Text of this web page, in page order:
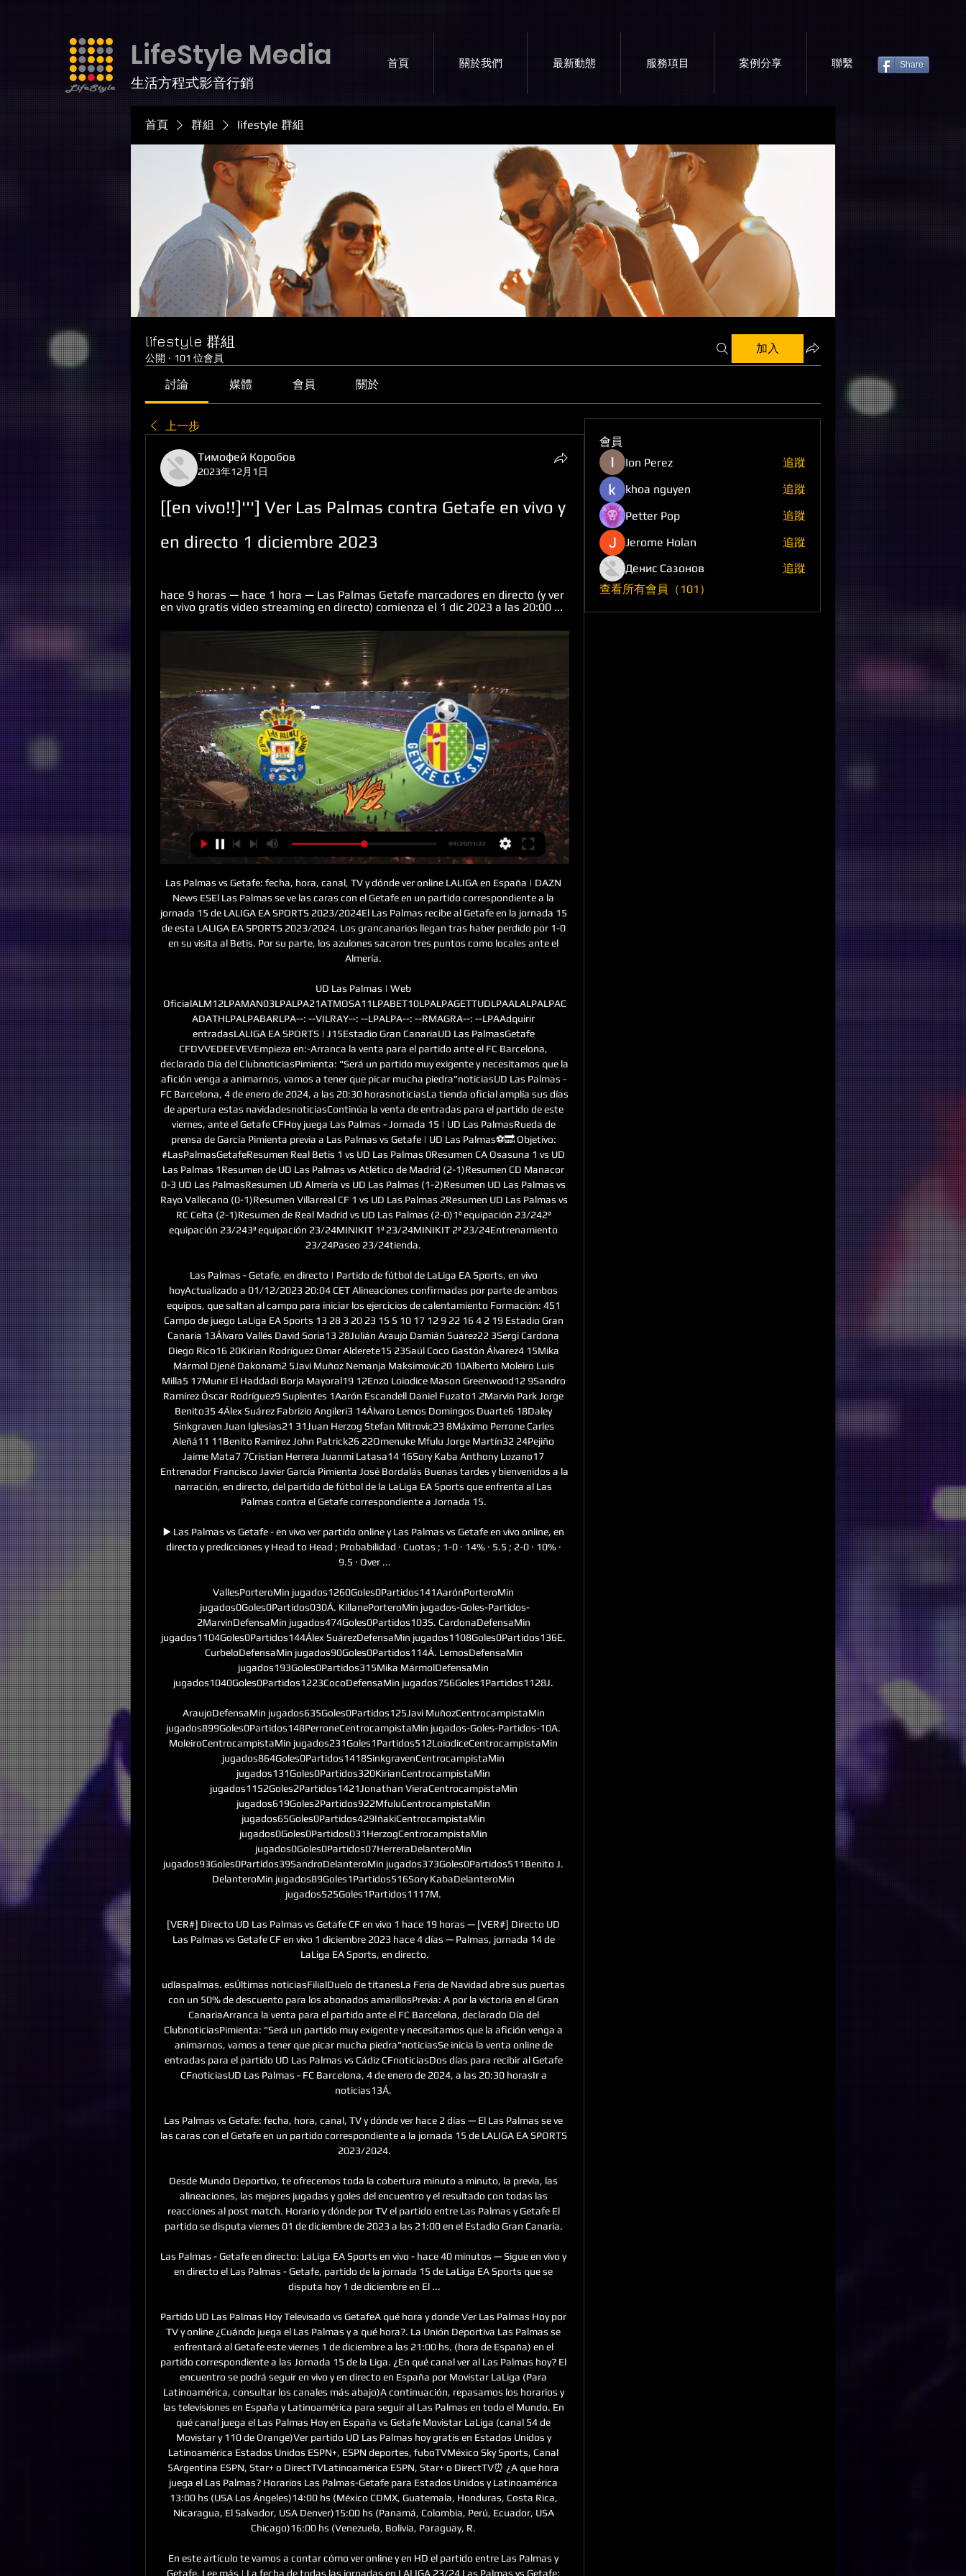
LifeStyle Media
生活方程式影音行銷
首頁 關於我們 最新動態 服務項目 案例分享 聯繫 Share
首頁 群組 lifestyle 群組
lifestyle 群組
公開 · 101 位會員
加入
討論 媒體 會員 關於
上一步
Тимофей Коробов
2023年12月1日
[[en vivo!!]'''] Ver Las Palmas contra Getafe en vivo y
en directo 1 diciembre 2023
hace 9 horas — hace 1 hora — Las Palmas Getafe marcadores en directo (y ver
en vivo gratis video streaming en directo) comienza el 1 dic 2023 a las 20:00 ...
Las Palmas vs Getafe: fecha, hora, canal, TV y dónde ver online LALIGA en España | DAZN
News ESEl Las Palmas se ve las caras con el Getafe en un partido correspondiente a la
jornada 15 de LALIGA EA SPORTS 2023/2024El Las Palmas recibe al Getafe en la jornada 15
de esta LALIGA EA SPORTS 2023/2024. Los grancanarios llegan tras haber perdido por 1-0
en su visita al Betis. Por su parte, los azulones sacaron tres puntos como locales ante el
Almería.
UD Las Palmas | Web
OficialALM12LPAMAN03LPALPA21ATMOSA11LPABET10LPALPAGETTUDLPAALALPALPAC
ADATHLPALPABARLPA--: --VILRAY--: --LPALPA--: --RMAGRA--: --LPAAdquirir
entradasLALIGA EA SPORTS | J15Estadio Gran CanariaUD Las PalmasGetafe
CFDVVEDEEVEVEmpieza en:-Arranca la venta para el partido ante el FC Barcelona,
declarado Día del ClubnoticiasPimienta: "Será un partido muy exigente y necesitamos que la
afición venga a animarnos, vamos a tener que picar mucha piedra"noticiasUD Las Palmas -
FC Barcelona, 4 de enero de 2024, a las 20:30 horasnoticiasLa tienda oficial amplía sus días
de apertura estas navidadesnoticiasContinúa la venta de entradas para el partido de este
viernes, ante el Getafe CFHoy juega Las Palmas - Jornada 15 | UD Las PalmasRueda de
prensa de García Pimienta previa a Las Palmas vs Getafe | UD Las Palmas⚽️🔜 Objetivo:
#LasPalmasGetafeResumen Real Betis 1 vs UD Las Palmas 0Resumen CA Osasuna 1 vs UD
Las Palmas 1Resumen de UD Las Palmas vs Atlético de Madrid (2-1)Resumen CD Manacor
0-3 UD Las PalmasResumen UD Almería vs UD Las Palmas (1-2)Resumen UD Las Palmas vs
Rayo Vallecano (0-1)Resumen Villarreal CF 1 vs UD Las Palmas 2Resumen UD Las Palmas vs
RC Celta (2-1)Resumen de Real Madrid vs UD Las Palmas (2-0)1ª equipación 23/242ª
equipación 23/243ª equipación 23/24MINIKIT 1ª 23/24MINIKIT 2ª 23/24Entrenamiento
23/24Paseo 23/24tienda.
Las Palmas - Getafe, en directo | Partido de fútbol de LaLiga EA Sports, en vivo
hoyActualizado a 01/12/2023 20:04 CET Alineaciones confirmadas por parte de ambos
equipos, que saltan al campo para iniciar los ejercicios de calentamiento Formación: 451
Campo de juego LaLiga EA Sports 13 28 3 20 23 15 5 10 17 12 9 22 16 4 2 19 Estadio Gran
Canaria 13Álvaro Vallés David Soria13 28Julián Araujo Damián Suárez22 3Sergi Cardona
Diego Rico16 20Kirian Rodríguez Omar Alderete15 23Saúl Coco Gastón Álvarez4 15Mika
Mármol Djené Dakonam2 5Javi Muñoz Nemanja Maksimovic20 10Alberto Moleiro Luis
Milla5 17Munir El Haddadi Borja Mayoral19 12Enzo Loiodice Mason Greenwood12 9Sandro
Ramírez Óscar Rodríguez9 Suplentes 1Aarón Escandell Daniel Fuzato1 2Marvin Park Jorge
Benito35 4Álex Suárez Fabrizio Angileri3 14Álvaro Lemos Domingos Duarte6 18Daley
Sinkgraven Juan Iglesias21 31Juan Herzog Stefan Mitrovic23 8Máximo Perrone Carles
Aleñá11 11Benito Ramírez John Patrick26 22Omenuke Mfulu Jorge Martín32 24Pejiño
Jaime Mata7 7Cristian Herrera Juanmi Latasa14 16Sory Kaba Anthony Lozano17
Entrenador Francisco Javier García Pimienta José Bordalás Buenas tardes y bienvenidos a la
narración, en directo, del partido de fútbol de la LaLiga EA Sports que enfrenta al Las
Palmas contra el Getafe correspondiente a Jornada 15.
▶️ Las Palmas vs Getafe - en vivo ver partido online y Las Palmas vs Getafe en vivo online, en
directo y predicciones y Head to Head ; Probabilidad · Cuotas ; 1-0 · 14% · 5.5 ; 2-0 · 10% ·
9.5 · Over ...
VallesPorteroMin jugados1260Goles0Partidos141AarónPorteroMin
jugados0Goles0Partidos030Á. KillanePorteroMin jugados-Goles-Partidos-
2MarvinDefensaMin jugados474Goles0Partidos103S. CardonaDefensaMin
jugados1104Goles0Partidos144Álex SuárezDefensaMin jugados1108Goles0Partidos136E.
CurbeloDefensaMin jugados90Goles0Partidos114Á. LemosDefensaMin
jugados193Goles0Partidos315Mika MármolDefensaMin
jugados1040Goles0Partidos1223CocoDefensaMin jugados756Goles1Partidos1128J.
AraujoDefensaMin jugados635Goles0Partidos125Javi MuñozCentrocampistaMin
jugados899Goles0Partidos148PerroneCentrocampistaMin jugados-Goles-Partidos-10A.
MoleiroCentrocampistaMin jugados231Goles1Partidos512LoiodiceCentrocampistaMin
jugados864Goles0Partidos1418SinkgravenCentrocampistaMin
jugados131Goles0Partidos320KirianCentrocampistaMin
jugados1152Goles2Partidos1421Jonathan VieraCentrocampistaMin
jugados619Goles2Partidos922MfuluCentrocampistaMin
jugados65Goles0Partidos429IñakiCentrocampistaMin
jugados0Goles0Partidos031HerzogCentrocampistaMin
jugados0Goles0Partidos07HerreraDelanteroMin
jugados93Goles0Partidos39SandroDelanteroMin jugados373Goles0Partidos511Benito J.
DelanteroMin jugados89Goles1Partidos516Sory KabaDelanteroMin
jugados525Goles1Partidos1117M.
[VER#] Directo UD Las Palmas vs Getafe CF en vivo 1 hace 19 horas — [VER#] Directo UD
Las Palmas vs Getafe CF en vivo 1 diciembre 2023 hace 4 días — Palmas, jornada 14 de
LaLiga EA Sports, en directo.
udlaspalmas. esÚltimas noticiasFilialDuelo de titanesLa Feria de Navidad abre sus puertas
con un 50% de descuento para los abonados amarillosPrevia: A por la victoria en el Gran
CanariaArranca la venta para el partido ante el FC Barcelona, declarado Día del
ClubnoticiasPimienta: "Será un partido muy exigente y necesitamos que la afición venga a
animarnos, vamos a tener que picar mucha piedra"noticiasSe inicia la venta online de
entradas para el partido UD Las Palmas vs Cádiz CFnoticiasDos días para recibir al Getafe
CFnoticiasUD Las Palmas - FC Barcelona, 4 de enero de 2024, a las 20:30 horasIr a
noticias13Á.
Las Palmas vs Getafe: fecha, hora, canal, TV y dónde ver hace 2 días — El Las Palmas se ve
las caras con el Getafe en un partido correspondiente a la jornada 15 de LALIGA EA SPORTS
2023/2024.
Desde Mundo Deportivo, te ofrecemos toda la cobertura minuto a minuto, la previa, las
alineaciones, las mejores jugadas y goles del encuentro y el resultado con todas las
reacciones al post match. Horario y dónde por TV el partido entre Las Palmas y Getafe El
partido se disputa viernes 01 de diciembre de 2023 a las 21:00 en el Estadio Gran Canaria.
Las Palmas - Getafe en directo: LaLiga EA Sports en vivo - hace 40 minutos — Sigue en vivo y
en directo el Las Palmas - Getafe, partido de la jornada 15 de LaLiga EA Sports que se
disputa hoy 1 de diciembre en El ...
Partido UD Las Palmas Hoy Televisado vs GetafeA qué hora y donde Ver Las Palmas Hoy por
TV y online ¿Cuándo juega el Las Palmas y a qué hora?. La Unión Deportiva Las Palmas se
enfrentará al Getafe este viernes 1 de diciembre a las 21:00 hs. (hora de España) en el
partido correspondiente a las Jornada 15 de la Liga. ¿En qué canal ver al Las Palmas hoy? El
encuentro se podrá seguir en vivo y en directo en España por Movistar LaLiga (Para
Latinoamérica, consultar los canales más abajo)A continuación, repasamos los horarios y
las televisiones en España y Latinoamérica para seguir al Las Palmas en todo el Mundo. En
qué canal juega el Las Palmas Hoy en España vs Getafe Movistar LaLiga (canal 54 de
Movistar y 110 de Orange)Ver partido UD Las Palmas hoy gratis en Estados Unidos y
Latinoamérica Estados Unidos ESPN+, ESPN deportes, fuboTVMéxico Sky Sports, Canal
5Argentina ESPN, Star+ o DirectTVLatinoamérica ESPN, Star+ o DirectTV⏰ ¿A que hora
juega el Las Palmas? Horarios Las Palmas-Getafe para Estados Unidos y Latinoamérica
13:00 hs (USA Los Ángeles)14:00 hs (México CDMX, Guatemala, Honduras, Costa Rica,
Nicaragua, El Salvador, USA Denver)15:00 hs (Panamá, Colombia, Perú, Ecuador, USA
Chicago)16:00 hs (Venezuela, Bolivia, Paraguay, R.
En este artículo te vamos a contar cómo ver online y en HD el partido entre Las Palmas y
Getafe. Lee más | La fecha de todas las jornadas en LALIGA 23/24 Las Palmas vs Getafe:
會員
Ion Perez
追蹤
khoa nguyen
追蹤
Petter Pop
追蹤
Jerome Holan
追蹤
Денис Сазонов
追蹤
查看所有會員（101）